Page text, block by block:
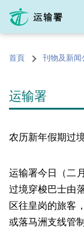
内
的首頁 刊物及新闻
运输署
农历新年假期过
运输署今日（二
过境穿梭巴士由
区往皇岗的旅客
或落马洲支线管